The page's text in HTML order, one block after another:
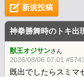
新規投稿
神拳勝舞時のトキ出
獣王オジサンさん
2026/08/06 07:01
既出でしたらスミマ